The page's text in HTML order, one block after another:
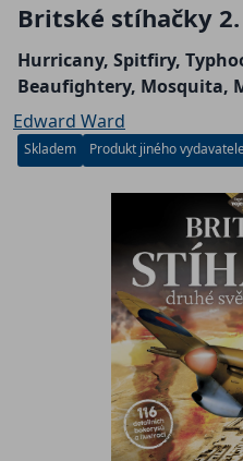
Britské stíhačky
Hurricany, Spitfiry,
Beaufightery, Mosquita,
Edward Ward
Skladem Produkt jiného